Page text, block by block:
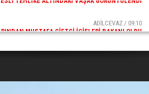
MUSTAFA ÇIFTÇI İÇIŞLERI BAKANI OLDU